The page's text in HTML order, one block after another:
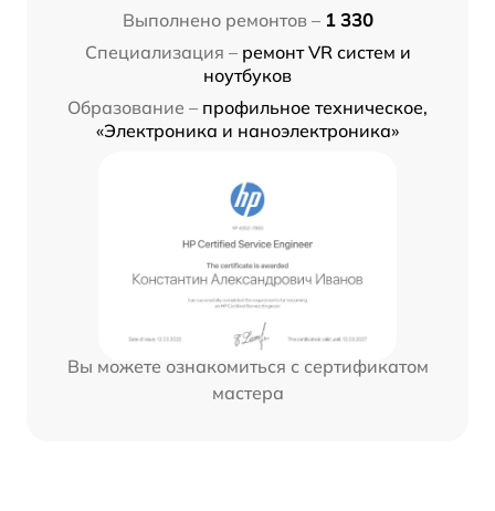
Выполнено ремонтов – 1 330
Специализация – ремонт VR систем и
ноутбуков
Образование – профильное техническое,
«Электроника и наноэлектроника»
Вы можете ознакомиться с сертификатом
мастера